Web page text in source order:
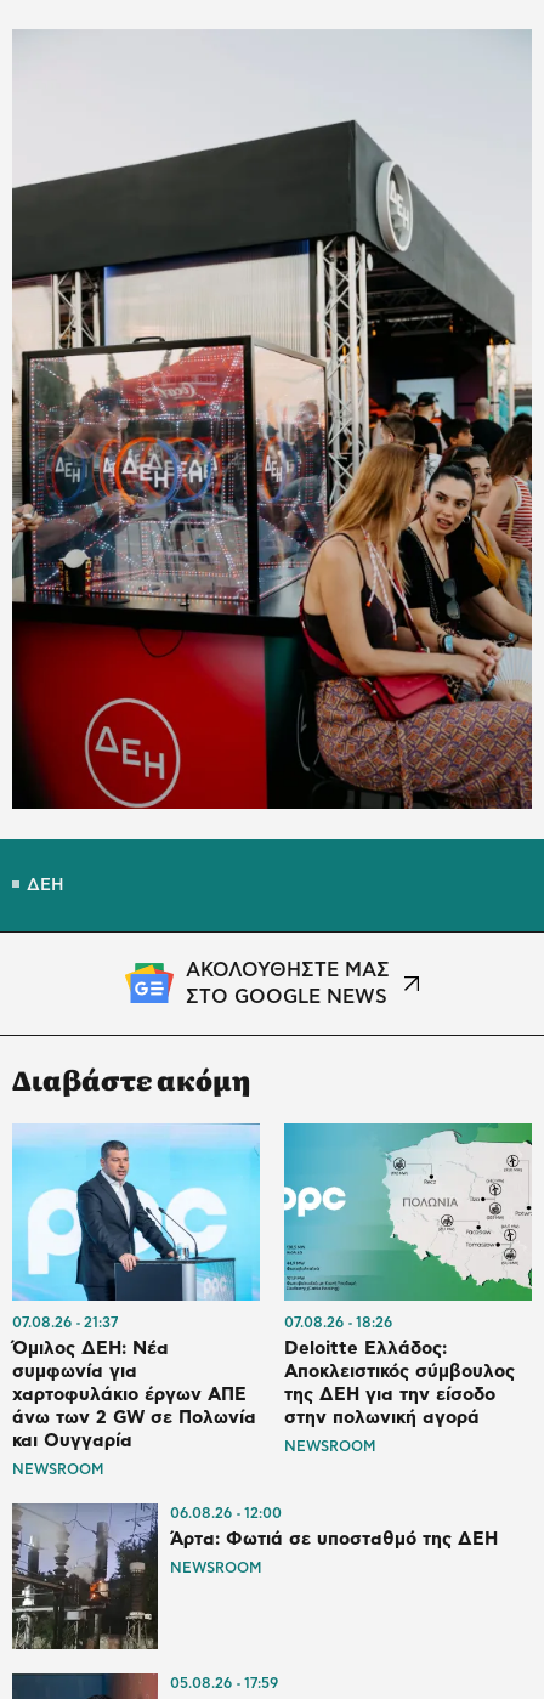
ΔΕΗ
ΑΚΟΛΟΥΘΗΣΤΕ ΜΑΣ
ΣΤΟ GOOGLE NEWS
Διαβάστε ακόμη
07.08.26 21:37
Όμιλος ΔΕΗ: Νέα
συμφωνία για
χαρτοφυλάκιο έργων ΑΠΕ
άνω των 2 GW σε Πολωνία
και Ουγγαρία
NEWSROOM
07.08.26 18:26
Deloitte Ελλάδος:
Αποκλειστικός σύμβουλος
της ΔΕΗ για την είσοδο
στην πολωνική αγορά
NEWSROOM
06.08.26 12:00
Άρτα: Φωτιά σε υποσταθμό της ΔΕΗ
NEWSROOM
05.08.26 17:59